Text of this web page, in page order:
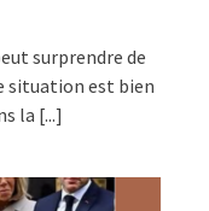
surprendre de
situation est bien
la [...]